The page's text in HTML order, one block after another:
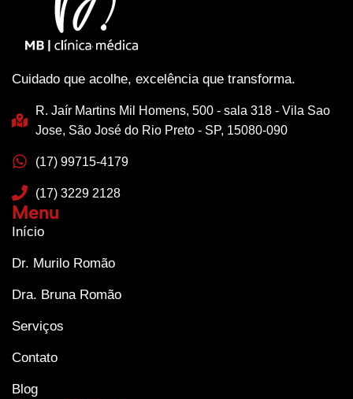
Cuidado que acolhe, excelência que transforma.
R. Jaír Martins Mil Homens, 500 - sala 318 - Vila Sao
Jose, São José do Rio Preto - SP, 15080-090
(17) 99715-4179
(17) 3229 2128
Menu
Início
Dr. Murilo Romão
Dra. Bruna Romão
Serviços
Contato
Blog